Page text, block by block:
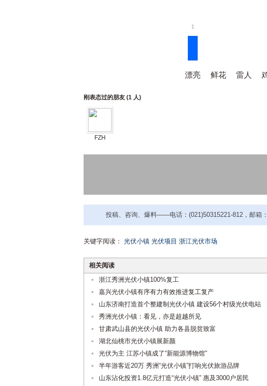
1
漂亮 鲜花 雷人
刚表态过的朋友 (1 人)
FZH
投稿、咨询、爆料——电话：(021)50315221-812，邮箱
关键字阅读： 光伏小镇 光伏项目 浙江光伏市场
相关阅读
浙江秀洲光伏小镇100%复工
嘉兴光伏小镇有序有力有效推进复工复产
山东济南打造首个整建制光伏小镇 建设56个村级光伏电站
秀洲光伏小镇：看见，亦是超越所见
甘肃武山县的光伏小镇 助力各县脱贫致富
湖北仙桃市光伏小镇展新颜
光伏为主 江苏小镇成了“新能源博物馆”
半年游客近20万 秀洲“光伏小镇”打响光伏旅游品牌
山东沾化投资1.8亿元打造“光伏小镇” 惠及3000户居民